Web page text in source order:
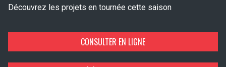
Découvrez les projets en tournée cette saison
CONSULTER EN LIGNE